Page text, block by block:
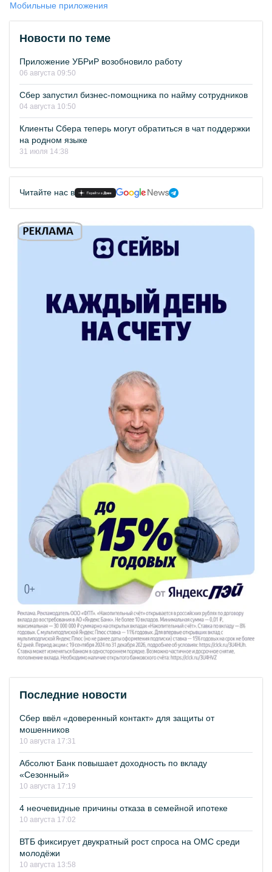
Мобильные приложения
Новости по теме
Приложение УБРиР возобновило работу
06 августа 09:50
Сбер запустил бизнес-помощника по найму сотрудников
04 августа 10:50
Клиенты Сбера теперь могут обратиться в чат поддержки
на родном языке
31 июля 14:38
Читайте нас в
Последние новости
Сбер ввёл «доверенный контакт» для защиты от
мошенников
10 августа 17:31
Абсолют Банк повышает доходность по вкладу
«Сезонный»
10 августа 17:19
4 неочевидные причины отказа в семейной ипотеке
10 августа 17:02
ВТБ фиксирует двукратный рост спроса на ОМС среди
молодёжи
10 августа 13:58